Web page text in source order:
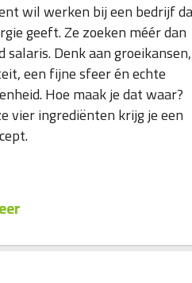
wil werken bij een bedrijf
geeft. Ze zoeken méér dan
salaris. Denk aan groeikansen,
een fijne sfeer én echte
Hoe maak je dat waar?
vier ingrediënten krijg je een